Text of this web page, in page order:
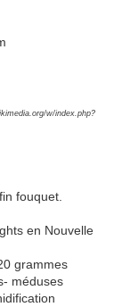
w/index.php?
fouquet.
en Nouvelle
grammes
méduses